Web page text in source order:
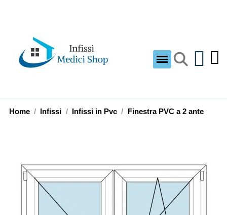
Home Infissi Infissi in Pvc Finestra PVC a 2 ante